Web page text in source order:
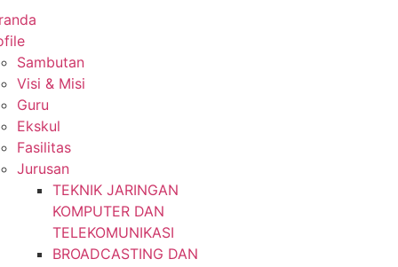
Sambutan
Visi & Misi
Guru
Ekskul
Fasilitas
Jurusan
TEKNIK JARINGAN
KOMPUTER DAN
TELEKOMUNIKASI
BROADCASTING DAN